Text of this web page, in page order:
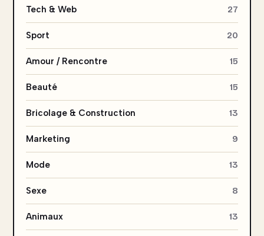
Tech & Web 27
Sport 20
Amour / Rencontre 15
Beauté 15
Bricolage & Construction 13
Marketing 9
Mode 13
Sexe 8
Animaux 13